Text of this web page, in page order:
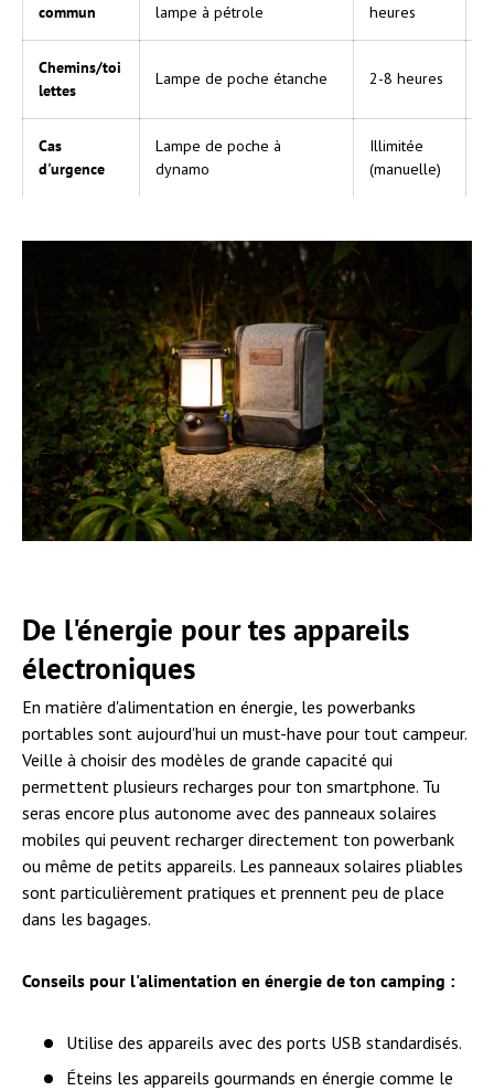
commun
lampe à pétrole
heures
Chemins/toi
lettes
Lampe de poche étanche 2-8 heures
Cas
d'urgence
Lampe de poche à
dynamo
Illimitée
(manuelle)
De l'énergie pour tes appareils
électroniques
En matière d'alimentation en énergie, les powerbanks
portables sont aujourd'hui un must-have pour tout campeur.
Veille à choisir des modèles de grande capacité qui
permettent plusieurs recharges pour ton smartphone. Tu
seras encore plus autonome avec des panneaux solaires
mobiles qui peuvent recharger directement ton powerbank
ou même de petits appareils. Les panneaux solaires pliables
sont particulièrement pratiques et prennent peu de place
dans les bagages.
Conseils pour l'alimentation en énergie de ton camping :
Utilise des appareils avec des ports USB standardisés.
Éteins les appareils gourmands en énergie comme le